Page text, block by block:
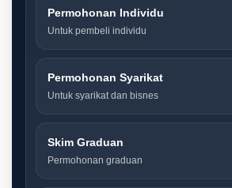
Permohonan Individu
Untuk pembeli individu
Permohonan Syarikat
Untuk syarikat dan bisnes
Skim Graduan
Permohonan graduan